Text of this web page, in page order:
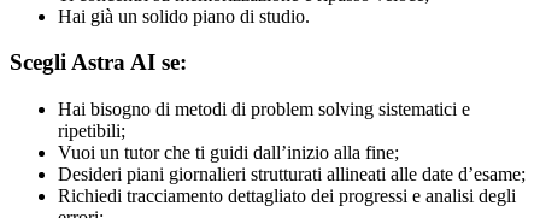
Hai già un solido piano di studio.
Scegli Astra AI se:
Hai bisogno di metodi di problem solving sistematici e
ripetibili;
Vuoi un tutor che ti guidi dall’inizio alla fine;
Desideri piani giornalieri strutturati allineati alle date d’esame;
Richiedi tracciamento dettagliato dei progressi e analisi degli